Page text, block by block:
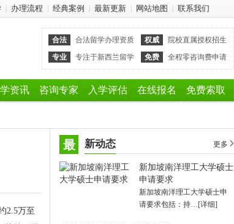
办理流程 经典案例 最新更新 网站地图 联系我们
合法 合法留学办理资质 权威
院校直属授权招生
专业
专注于新西兰留学 免费 全程零咨询费申请
资讯 咨询专家 入学评估 在线报名 免费索取
2.5万至
最 新动态 更多
新加坡南洋理工大学硕士
申请要求
新加坡南洋理工大学硕士申
请要求包括：持…[详细]